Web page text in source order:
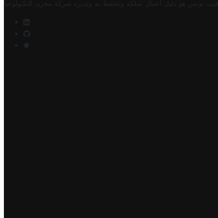
تونس هو دليل أعمال تملكه وتحتفظ به وتديره شركة مخزن التكنولوجيا